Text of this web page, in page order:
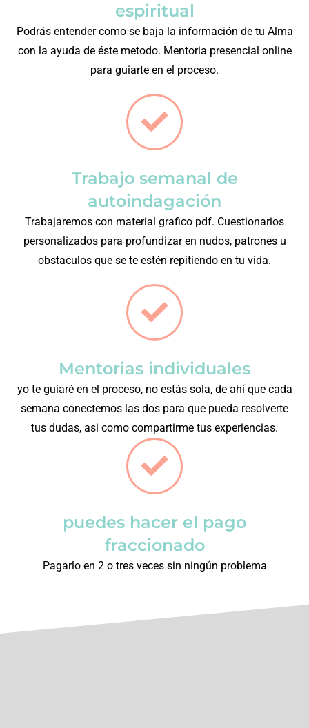
espiritual
Podrás entender como se baja la información de tu Alma
con la ayuda de éste metodo. Mentoria presencial online
para guiarte en el proceso.
Trabajo semanal de
autoindagación
Trabajaremos con material grafico pdf. Cuestionarios
personalizados para profundizar en nudos, patrones u
obstaculos que se te estén repitiendo en tu vida.
Mentorias individuales
yo te guiaré en el proceso, no estás sola, de ahí que cada
semana conectemos las dos para que pueda resolverte
tus dudas, asi como compartirme tus experiencias.
puedes hacer el pago
fraccionado
Pagarlo en 2 o tres veces sin ningún problema